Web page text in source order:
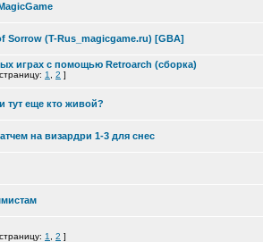
Sorrow (T-Rus_magicgame.ru) [GBA]
играх с помощью Retroarch (сборка)
1 2 ]
тут еще кто живой?
на визардри 1-3 для снес
1 2 ]